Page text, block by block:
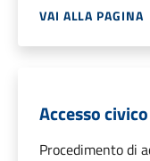
VAI ALLA PAGINA
Accesso
Procedimento di